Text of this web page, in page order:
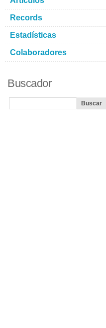
Records
Estadísticas
Colaboradores
Buscador